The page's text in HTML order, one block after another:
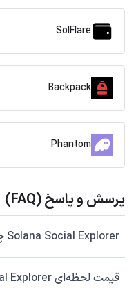
SolFlare
Backpack
Phantom
پرسش و پاسخ (FAQ)
Solana Social Explorer چیست؟